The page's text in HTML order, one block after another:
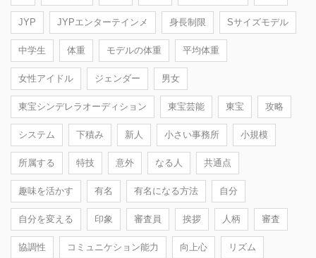
JYP JYPエンターテインメ 身長制限 Sサイズモデル
中学生 体重 モデルの体重 平均体重
女性アイドル ジェンダー 男女
東宝シンデレラオーディション 東宝芸能 東宝 攻略
システム 下積み 新人 小さい事務所 小規模
所属する 特技 意外 なる人 共通点
趣味を活かす 有名 有名になる方法 自分
自分を変える 印象 審査員 挨拶 人柄 審査
協調性 コミュニケション能力 向上心 リズム